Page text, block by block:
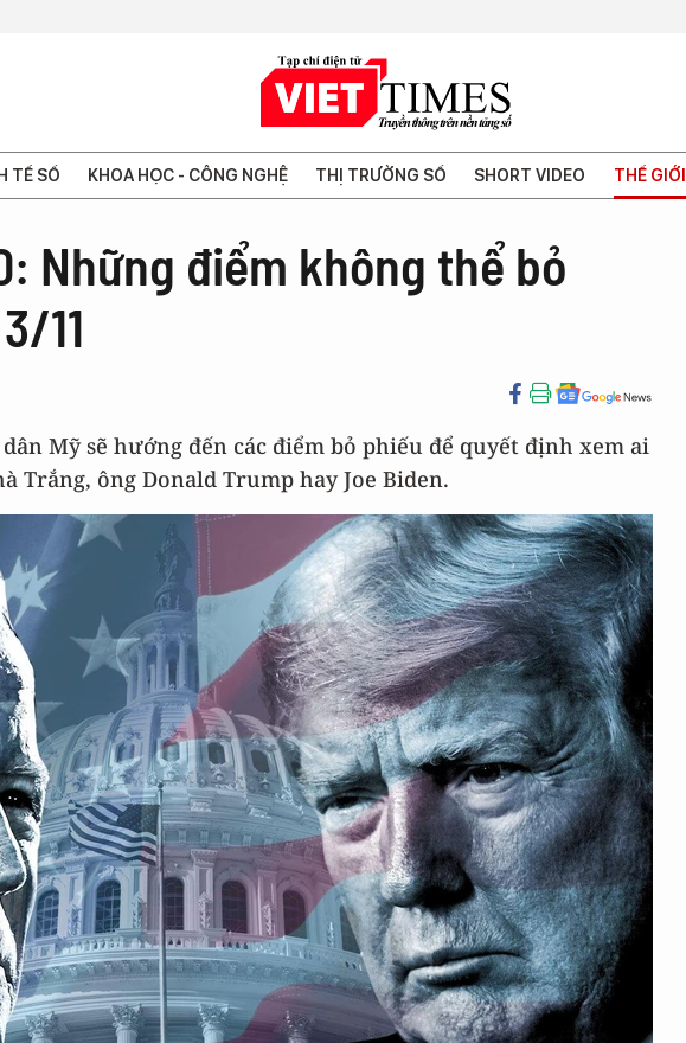
TẾ SỐ KHOA HỌC - CÔNG NGHỆ THỊ TRƯỜNG SỐ SHORT VIDEO THẾ GIỚI
Những điểm không thể bỏ
11
Mỹ sẽ hướng đến các điểm bỏ phiếu để quyết định xem ai
Trắng, ông Donald Trump hay Joe Biden.